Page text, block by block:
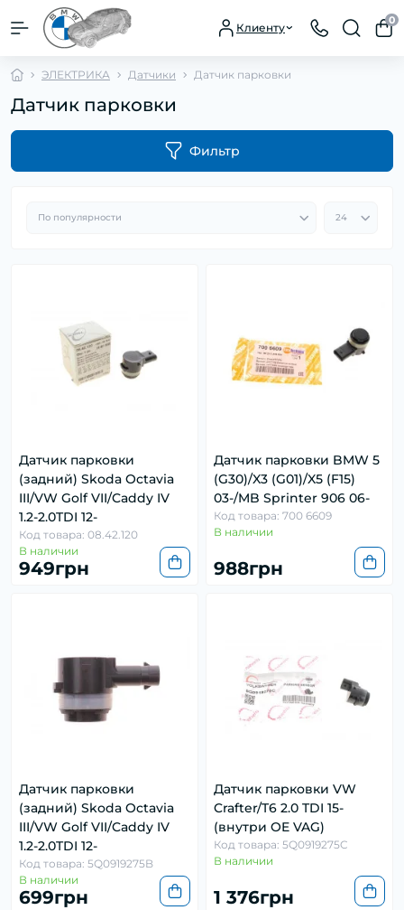
Клиенту
0
ЭЛЕКТРИКА Датчики Датчик парковки
Датчик парковки
Фильтр
Датчик парковки
(задний) Skoda Octavia
III/VW Golf VII/Caddy IV
1.2-2.0TDI 12-
Код товара: 08.42.120
В наличии
949грн
Датчик парковки BMW 5
(G30)/X3 (G01)/X5 (F15)
03-/MB Sprinter 906 06-
Код товара: 700 6609
В наличии
988грн
Датчик парковки
(задний) Skoda Octavia
III/VW Golf VII/Caddy IV
1.2-2.0TDI 12-
Код товара: 5Q0919275B
В наличии
699грн
Датчик парковки VW
Crafter/T6 2.0 TDI 15-
(внутри OE VAG)
Код товара: 5Q0919275C
В наличии
1 376грн